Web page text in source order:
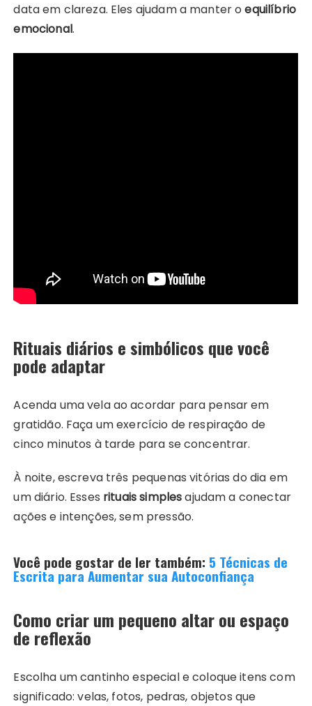
data em clareza. Eles ajudam a manter oequilíbrio
emocional.
Rituais diários e simbólicos que você
pode adaptar
Acenda uma vela ao acordar para pensar em
gratidão. Faça um exercício de respiração de
cinco minutos à tarde para se concentrar.
À noite, escreva três pequenas vitórias do dia em
um diário. Esses rituais simplesajudam a conectar
ações e intenções, sem pressão.
Você pode gostar de ler também: 5 Técnicas de
Escrita para Aumentar sua Autoconfiança
Como criar um pequeno altar ou espaço
de reflexão
Escolha um cantinho especial e coloque itens com
significado: velas, fotos, pedras, objetos que